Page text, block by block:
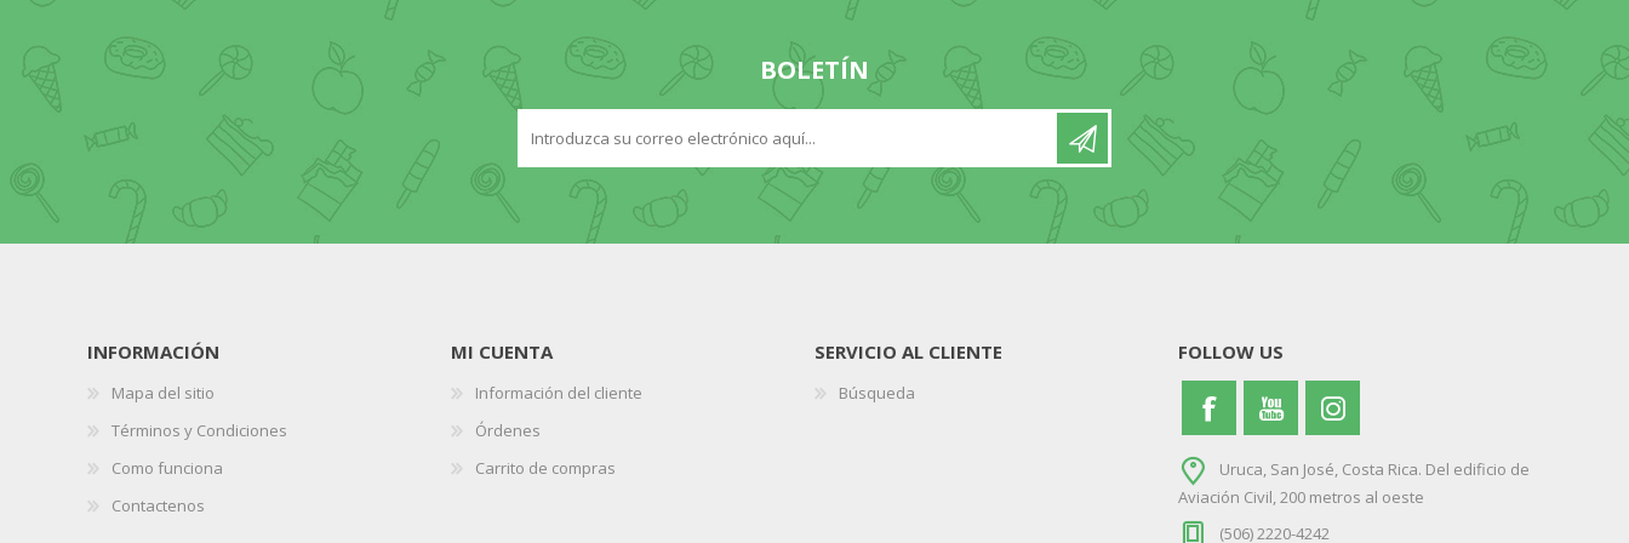
BOLETÍN
INFORMACIÓN
Mapa del sitio
Términos y Condiciones
Como funciona
Contactenos
MI CUENTA
Información del cliente
Órdenes
Carrito de compras
SERVICIO AL CLIENTE
Búsqueda
FOLLOW US
Uruca, San José, Costa Rica. Del edificio de
Aviación Civil, 200 metros al oeste
(506) 2220-4242